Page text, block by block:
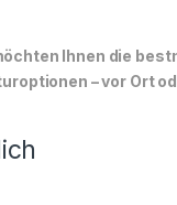
Ihnen die
– vor Ort